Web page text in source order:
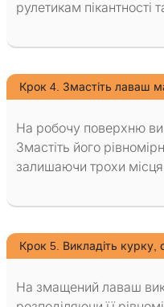
рулетикам пікантності
Крок 4. Змастіть лаваш
На робочу поверхню
Змастіть його
залишаючи трохи
Крок 5. Викладіть курку,
На змащений лаваш